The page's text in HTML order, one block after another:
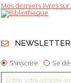
Mes derniers livres
NEWSLETTER
S'inscrire Se